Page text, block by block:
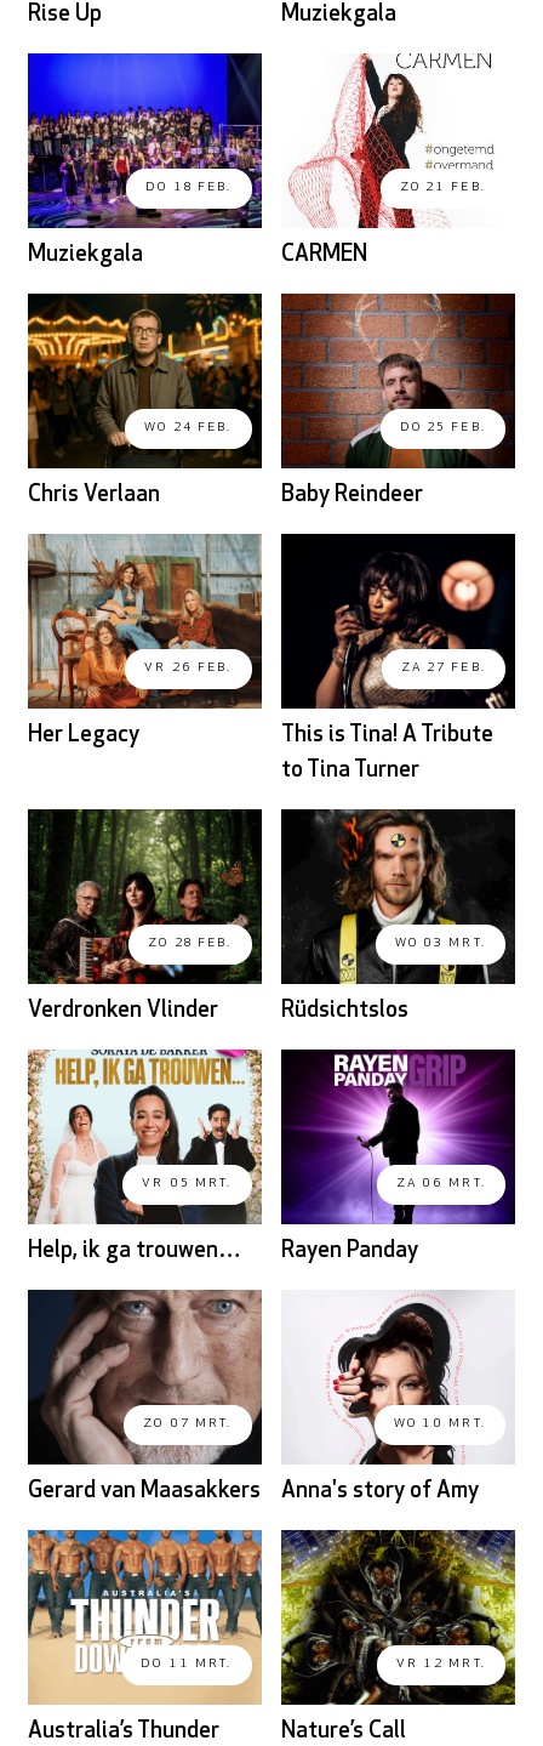
Rise Up Muziekgala
DO 18 FEB.
Muziekgala
ZO 21 FEB.
CARMEN
WO 24 FEB.
Chris Verlaan
DO 25 FEB.
Baby Reindeer
VR 26 FEB.
Her Legacy
ZA 27 FEB.
This is Tina! A Tribute
to Tina Turner
ZO 28 FEB.
Verdronken Vlinder
WO 03 MRT.
Rüdsichtslos
VR 05 MRT.
Help, ik ga trouwen…
ZA 06 MRT.
Rayen Panday
ZO 07 MRT.
Gerard van Maasakkers
WO 10 MRT.
Anna's story of Amy
DO 11 MRT.
Australia’s Thunder
VR 12 MRT.
Nature’s Call